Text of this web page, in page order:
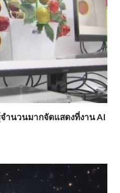
ำนวนมากจัดแสดงที่งาน AI